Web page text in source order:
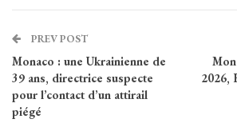
PREV POST
Monaco : une Ukrainienne de
39 ans, directrice suspecte
pour l’contact d’un attirail
piégé
2026,